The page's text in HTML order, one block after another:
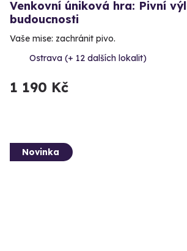
Venkovní úniková hra: Pivní
budoucnosti
Vaše mise: zachránit pivo.
Ostrava (+ 12 dalších lokalit)
1 190 Kč
Novinka